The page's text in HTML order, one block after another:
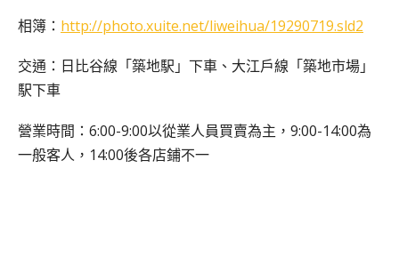
相簿： http://photo.xuite.net/liweihua/19290719.sld2
交通：日比谷線「築地駅」下車、大江戶線「築地市場」
駅下車
營業時間：6:00-9:00以從業人員買賣為主，9:00-14:00為
一般客人，14:00後各店鋪不一